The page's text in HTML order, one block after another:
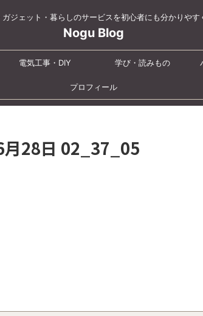
ガジェット・暮らしのサービスを初心者にも分かりやす
Nogu Blog
電気工事・DIY 学び・読みもの
プロフィール
28日 02_37_05